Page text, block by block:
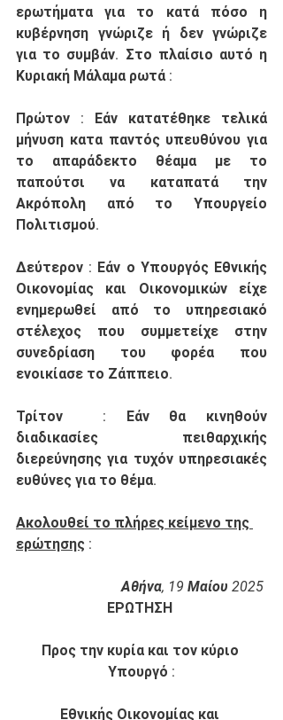
ερωτήματα για το κατά πόσο η
κυβέρνηση γνώριζε ή δεν γνώριζε
για το συμβάν. Στο πλαίσιο αυτό η
Κυριακή Μάλαμα ρωτά :
Πρώτον : Εάν κατατέθηκε τελικά
μήνυση κατα παντός υπευθύνου για
το απαράδεκτο θέαμα με το
παπούτσι να καταπατά την
Ακρόπολη από το Υπουργείο
Πολιτισμού.
Δεύτερον : Εάν ο Υπουργός Εθνικής
Οικονομίας και Οικονομικών είχε
ενημερωθεί από το υπηρεσιακό
στέλεχος που συμμετείχε στην
συνεδρίαση του φορέα που
ενοικίασε το Ζάππειο.
Τρίτον : Εάν θα κινηθούν
διαδικασίες πειθαρχικής
διερεύνησης για τυχόν υπηρεσιακές
ευθύνες για το θέμα.
Ακολουθεί το πλήρες κείμενο της
ερώτησης :
Αθήνα, 19 Μαίου 2025
ΕΡΩΤΗΣΗ
Προς την κυρία και τον κύριο
Υπουργό :
Εθνικής Οικονομίας και